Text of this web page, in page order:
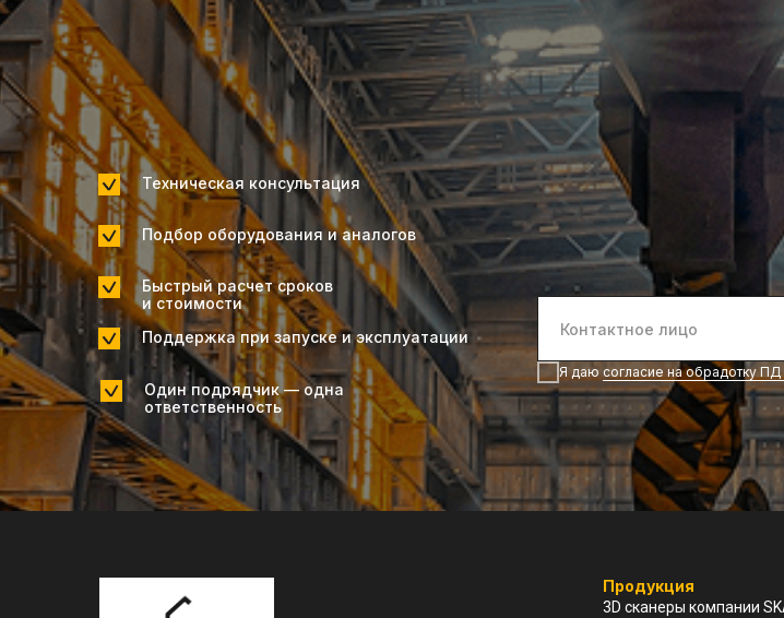
Техническая консультация
Подбор оборудования и аналогов
Быстрый расчет сроков
и стоимости
Поддержка при запуске и эксплуатации
Один подрядчик — одна
ответственность
Я даю согласие на обрадотку ПД
Продукция
3D cканеры компании